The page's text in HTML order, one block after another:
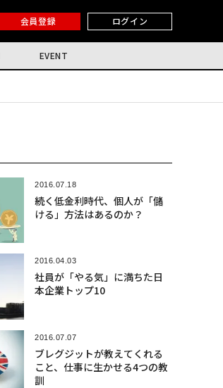
会員登録 ログイン
EVENT
2016.07.18
続く低金利時代、個人が「儲
ける」方法はあるのか？
2016.04.03
社員が「やる気」に満ちた日
本企業トップ10
2016.07.07
ブレグジットが教えてくれる
こと、仕事に生かせる4つの教
訓